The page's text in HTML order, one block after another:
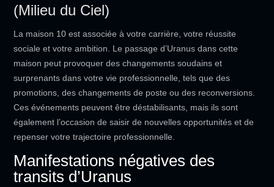
(Milieu du Ciel)
La maison 10 est associée à votre carrière, votre réussite
sociale et votre ambition. Le passage d’Uranus dans cette
maison peut provoquer des changements soudains et
surprenants dans votre vie professionnelle, tels que des
promotions, des changements de poste ou des reconversions.
Ces événements peuvent être déstabilisants, mais ils sont
également l’occasion de saisir de nouvelles opportunités et de
repenser votre trajectoire professionnelle.
Manifestations négatives des
transits d’Uranus